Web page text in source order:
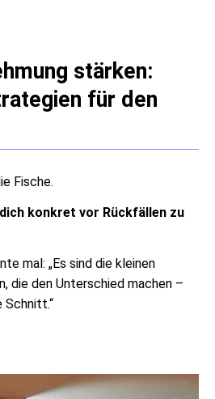
stärken:
für den
Fische.
dich konkret vor Rückfällen zu
mal: „Es sind die kleinen
die den Unterschied machen –
Schnitt.“